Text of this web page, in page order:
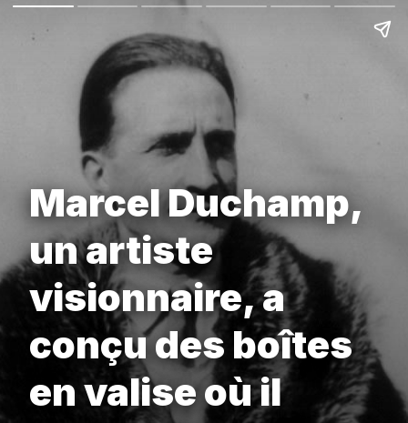
Marcel Duchamp,
un artiste
visionnaire, a
conçu des boîtes
en valise où il